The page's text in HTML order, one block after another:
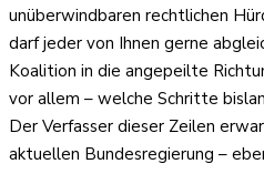
unüberwindbaren rechtlichen
darf jeder von Ihnen gerne
Koalition in die angepeilte
vor allem – welche Schritte
Der Verfasser dieser Zeilen
aktuellen Bundesregierung –